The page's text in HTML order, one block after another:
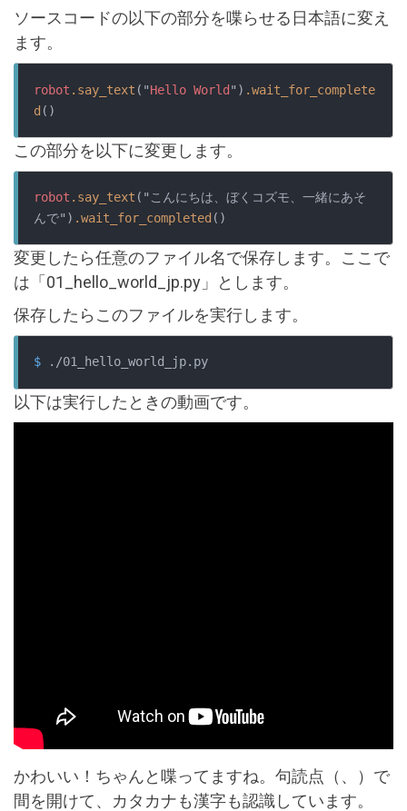
ソースコードの以下の部分を喋らせる日本語に変え
ます。
robot .say_text ("Hello World ") .wait_for_complete
d ()
この部分を以下に変更します。
robot .say_text ("こんにちは、ぼくコズモ、一緒にあそ
んで") .wait_for_completed ()
変更したら任意のファイル名で保存します。ここで
は「01_hello_world_jp.py」とします。
保存したらこのファイルを実行します。
$ ./01_hello_world_jp.py
以下は実行したときの動画です。
かわいい！ちゃんと喋ってますね。句読点（、）で
間を開けて、カタカナも漢字も認識しています。